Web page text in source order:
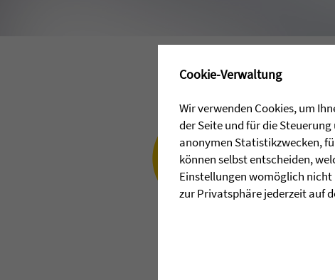
Cookie-Verwaltung
Wir verwenden Cookies, um
der Seite und für die
anonymen Statistikzwecken,
können selbst entscheiden,
Einstellungen womöglich nicht
zur Privatsphäre jederzeit auf